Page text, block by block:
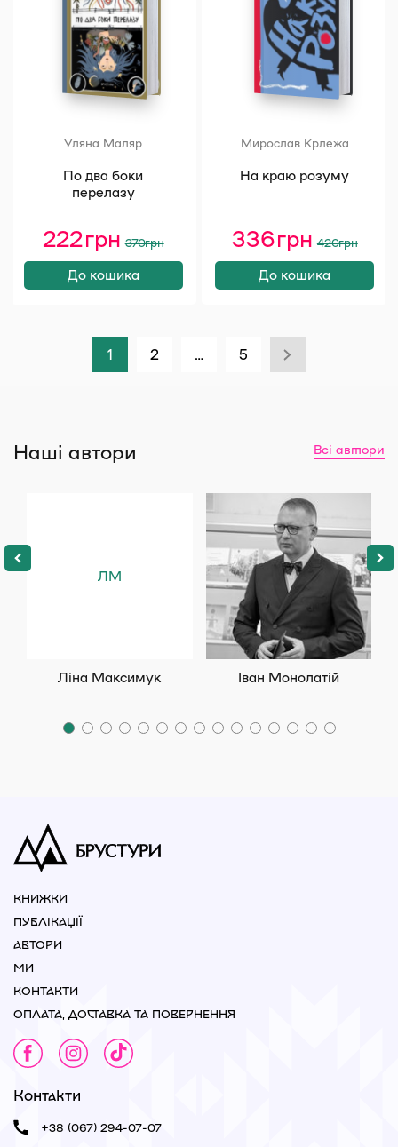
По два боки
перелазу
370грн
Оригінальна
ціна:
370 грн.
222грнПоточна
ціна:
222 грн.
Уляна Маляр
До кошика
На краю розуму
420грн
ціна:
420 грн.
336грнПоточна
ціна:
336 грн.
Мирослав Крлежа
До кошика
1 2 … 5
Наші автори Всі автори
ЛМ
Ліна Максимук Іван Монолатій
КНИЖКИ
ПУБЛІКАЦІЇ
АВТОРИ
МИ
КОНТАКТИ
ОПЛАТА, ДОСТАВКА ТА ПОВЕРНЕННЯ
Контакти
+38 (067) 294-07-07